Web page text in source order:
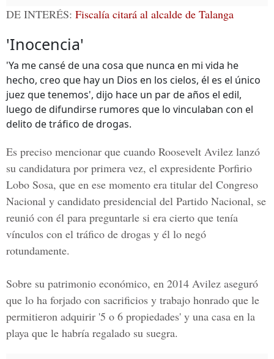
DE INTERÉS: Fiscalía citará al alcalde de Talanga
'Inocencia'
'Ya me cansé de una cosa que nunca en mi vida he
hecho, creo que hay un Dios en los cielos, él es el único
juez que tenemos', dijo hace un par de años el edil,
luego de difundirse rumores que lo vinculaban con el
delito de tráfico de drogas.
Es preciso mencionar que cuando Roosevelt Avilez lanzó
su candidatura por primera vez, el expresidente Porfirio
Lobo Sosa, que en ese momento era titular del Congreso
Nacional y candidato presidencial del Partido Nacional, se
reunió con él para preguntarle si era cierto que tenía
vínculos con el tráfico de drogas y él lo negó
rotundamente.
Sobre su patrimonio económico, en 2014 Avilez aseguró
que lo ha forjado con sacrificios y trabajo honrado que le
permitieron adquirir '5 o 6 propiedades' y una casa en la
playa que le habría regalado su suegra.